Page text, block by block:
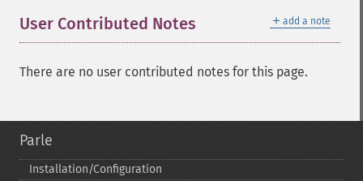
＋ add a note
User Contributed Notes
There are no user contributed notes for this page.
Parle
Installation/Configuration